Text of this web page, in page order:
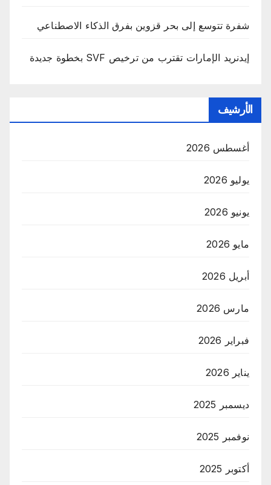
شفرة تتوسع إلى بحر قزوين بفرق الذكاء الاصطناعي
إيدنريد الإمارات تقترب من ترخيص SVF بخطوة جديدة
الأرشيف
أغسطس 2026
يوليو 2026
يونيو 2026
مايو 2026
أبريل 2026
مارس 2026
فبراير 2026
يناير 2026
ديسمبر 2025
نوفمبر 2025
أكتوبر 2025